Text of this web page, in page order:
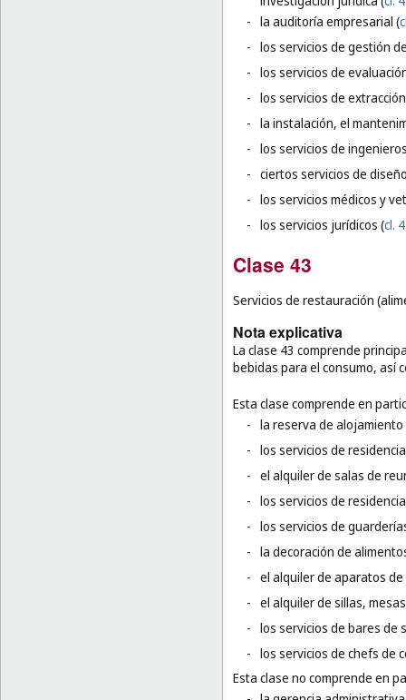
- la auditoría empresarial (
- los servicios de gestión
- los servicios de
- los servicios de
- la instalación, el
- los servicios de
- ciertos servicios de
- los servicios médicos y
- los servicios jurídicos (cl.
Clase 43
Servicios de restauración
Nota explicativa
La clase 43 comprende
bebidas para el consumo, así
Esta clase comprende en
- la reserva de
- los servicios de
- el alquiler de salas de
- los servicios de
- los servicios de
- la decoración de
- el alquiler de aparatos de
- el alquiler de sillas,
- los servicios de bares de
- los servicios de chefs de
Esta clase no comprende en